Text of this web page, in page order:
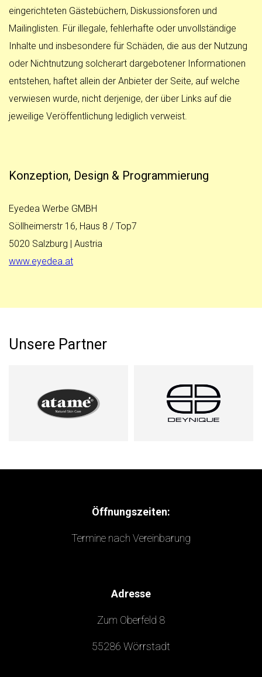
eingerichteten Gästebüchern, Diskussionsforen und
Mailinglisten. Für illegale, fehlerhafte oder unvollständige
Inhalte und insbesondere für Schäden, die aus der Nutzung
oder Nichtnutzung solcherart dargebotener Informationen
entstehen, haftet allein der Anbieter der Seite, auf welche
verwiesen wurde, nicht derjenige, der über Links auf die
jeweilige Veröffentlichung lediglich verweist.
Konzeption, Design & Programmierung
Eyedea Werbe GMBH
Söllheimerstr 16, Haus 8 / Top7
5020 Salzburg | Austria
www.eyedea.at
Unsere Partner
Adresse
Zum Oberfeld 8
55286 Wörrstadt
Öffnungszeiten:
Termine nach Vereinbarung